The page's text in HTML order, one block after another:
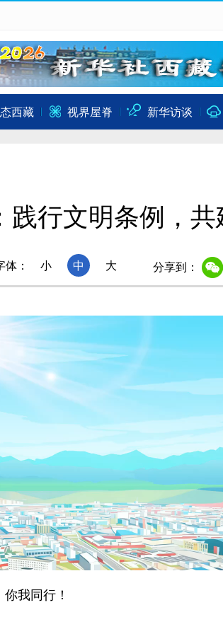
西藏 视界屋脊 新华访谈
行文明条例，共
体： 小 中 大 分享到：
我同行！